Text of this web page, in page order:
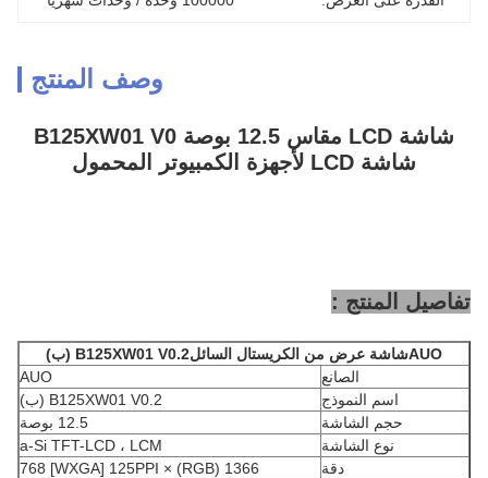
وصف المنتج
شاشة LCD مقاس 12.5 بوصة B125XW01 V0
شاشة LCD لأجهزة الكمبيوتر المحمول
تفاصيل المنتج :
AUOشاشة عرض من الكريستال السائلB125XW01 V0.2 (ب)
الصانع
AUO
اسم النموذج
B125XW01 V0.2 (ب)
حجم الشاشة
12.5 بوصة
نوع الشاشة
a-Si TFT-LCD ، LCM
دقة
1366 (RGB) × 768 [WXGA] 125PPI